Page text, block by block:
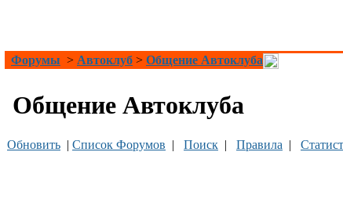
Форумы > Автоклуб > Общение Автоклуба
Общение Автоклуба
Обновить | Список Форумов | Поиск | Правила |